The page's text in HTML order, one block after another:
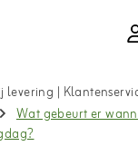
levering |
Wat gebeurt er